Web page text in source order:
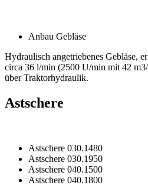
Anbau Gebläse
Hydraulisch angetriebenes Gebläse,
circa 36 l/min (2500 U/min mit 42
über Traktorhydraulik.
Astschere
Astschere 030.1480
Astschere 030.1950
Astschere 040.1500
Astschere 040.1800